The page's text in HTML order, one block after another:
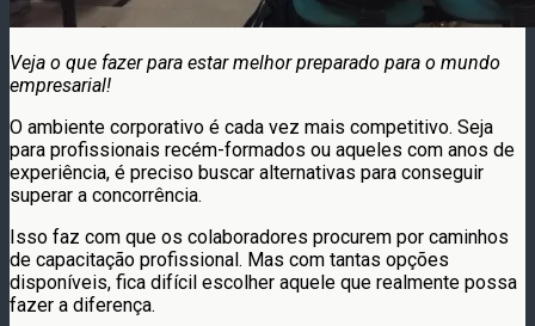
Veja o que fazer para estar melhor preparado para o mundo
empresarial!
O ambiente corporativo é cada vez mais competitivo. Seja
para profissionais recém-formados ou aqueles com anos de
experiência, é preciso buscar alternativas para conseguir
superar a concorrência.
Isso faz com que os colaboradores procurem por caminhos
de capacitação profissional. Mas com tantas opções
disponíveis, fica difícil escolher aquele que realmente possa
fazer a diferença.